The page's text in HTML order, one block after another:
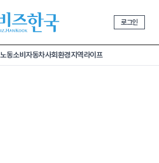
로그인
노동소비 자동차사회환경지역라이프